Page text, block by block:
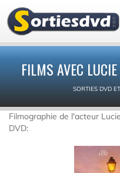
FILMS AVEC
SORTIES DVD
Filmographie de l'acteur
DVD: